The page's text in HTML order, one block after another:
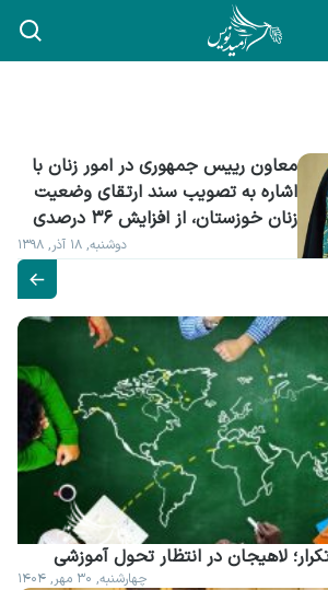
سهم زنان در لایحه بودجه سال ۹۹ خبر
دوشنبه, ۱۸ آذر, ۱۳۹۸
لاهیجان در انتظار تحول آموزشی
چهارشنبه, ۳۰ مهر, ۱۴۰۴